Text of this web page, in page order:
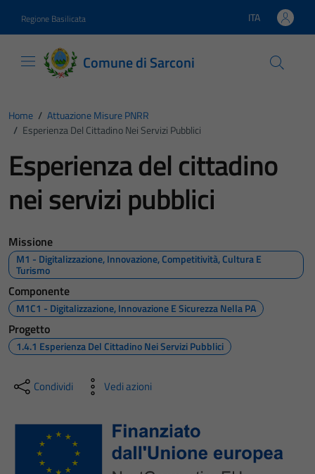
Regione Basilicata Lingua attiva:
ITA
Comune di Sarconi
Home / Attuazione Misure PNRR
/ Esperienza Del Cittadino Nei Servizi Pubblici
Esperienza del cittadino
nei servizi pubblici
Missione
M1 - Digitalizzazione, Innovazione, Competitività, Cultura E
Turismo
Componente
M1C1 - Digitalizzazione, Innovazione E Sicurezza Nella PA
Progetto
1.4.1 Esperienza Del Cittadino Nei Servizi Pubblici
Condividi Vedi azioni